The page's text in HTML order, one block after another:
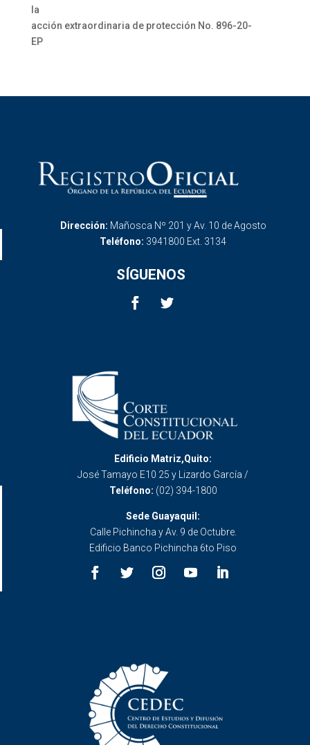
la
acción extraordinaria de protección No. 896-20-
EP
Dirección: Mañosca Nº 201 y Av. 10 de Agosto
Teléfono: 3941800 Ext. 3134
SÍGUENOS
Edificio Matriz,Quito:
José Tamayo E10 25 y Lizardo García /
Teléfono: (02) 394-1800
Sede Guayaquil:
Calle Pichincha y Av. 9 de Octubre.
Edificio Banco Pichincha 6to Piso